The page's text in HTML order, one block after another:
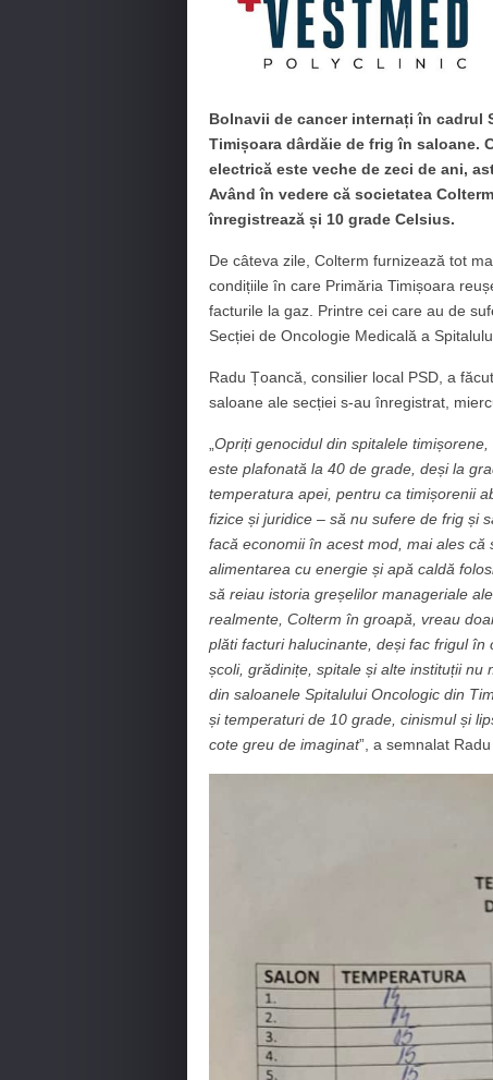
Bolnavii de cancer internați în cadrul
Timișoara dârdăie de frig în saloane.
electrică este veche de zeci de ani,
Având în vedere că societatea
înregistrează și 10 grade Celsius.
De câteva zile, Colterm furnizează tot
condițiile în care Primăria Timișoara
facturile la gaz. Printre cei care au de
Secției de Oncologie Medicală a
Radu Țoancă, consilier local PSD, a
saloane ale secției s-au înregistrat,
Opriți genocidul din spitalele
este plafonată la 40 de grade, deși la
temperatura apei, pentru ca timișorenii
fizice și juridice – să nu sufere de frig și
facă economii în acest mod, mai ales
alimentarea cu energie și apă caldă
să reiau istoria greșelilor manageriale
realmente, Colterm în groapă, vreau
plăti facturi halucinante, deși fac frigul
școli, grădinițe, spitale și alte instituții
din saloanele Spitalului Oncologic din
și temperaturi de 10 grade, cinismul și
cote greu de imaginat”, a semnalat Radu